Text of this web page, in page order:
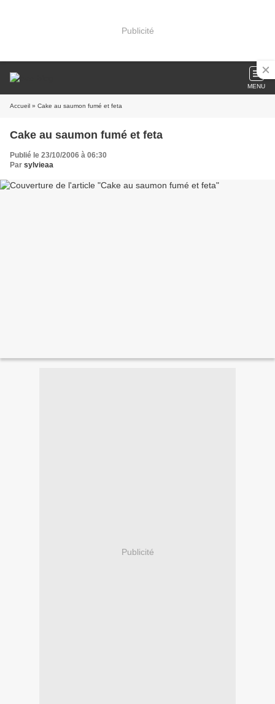
Publicité
MENU
Accueil » Cake au saumon fumé et feta
Cake au saumon fumé et feta
Publié le 23/10/2006 à 06:30
Par sylvieaa
Publicité